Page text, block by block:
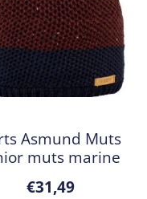
Asmund Muts
muts marine
€31,49